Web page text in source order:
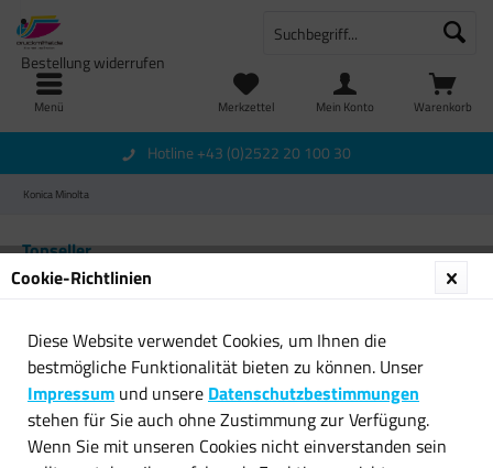
Menü Warenkorb
Merkzettel
Bestellung widerrufen
Mein Konto
Hotline +43 (0)2522 20 100 30
Konica Minolta
Topseller
Cookie-Richtlinien
Diese Website verwendet Cookies, um Ihnen die
bestmögliche Funktionalität bieten zu können. Unser
Impressum und unsere Datenschutzbestimmungen
stehen für Sie auch ohne Zustimmung zur Verfügung.
Wenn Sie mit unseren Cookies nicht einverstanden sein